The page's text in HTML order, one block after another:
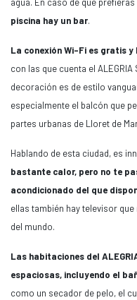
piscina hay un bar.
La conexión Wi-Fi es gratis
con las que cuenta el
decoración es de estilo
especialmente el balcón que
partes urbanas de Lloret de
Hablando de esta ciudad, es
bastante calor, pero no te
acondicionado del que
ellas también hay televisor
del mundo.
Las habitaciones del
espaciosas, incluyendo el
como un secador de pelo, el